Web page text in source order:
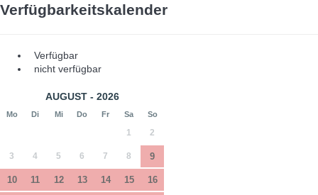
Verfügbarkeitskalender
Verfügbar
nicht verfügbar
AUGUST - 2026
Mo Di Mi Do Fr Sa So
1 2
3 4 5 6 7 8 9
10 11 12 13 14 15 16